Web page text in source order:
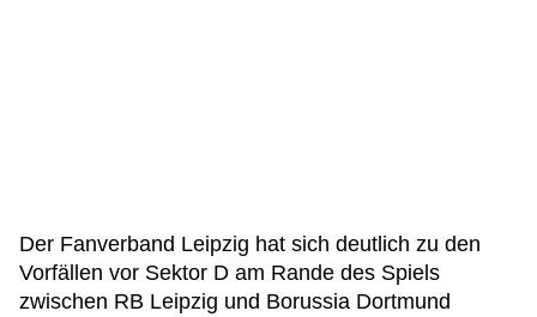
Der Fanverband Leipzig hat sich deutlich zu den
Vorfällen vor Sektor D am Rande des Spiels
zwischen RB Leipzig und Borussia Dortmund